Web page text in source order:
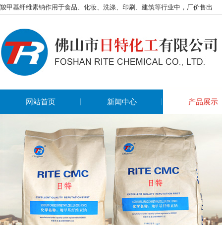
羧甲基纤维素钠作用于食品、化妆、洗涤、印刷、建筑等行业中，厂价售出
网站首页 新闻中心 产品展示